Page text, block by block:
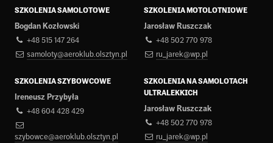
SZKOLENIA SAMOLOTOWE
Bogdan Kozłowski
+48 515 147 264
samoloty@aeroklub.olsztyn.pl
SZKOLENIA MOTOLOTNIOWE
Jarosław Ruszczak
+48 502 770 978
ru_jarek@wp.pl
SZKOLENIA SZYBOWCOWE
Ireneusz Przybyła
+48 604 428 429
szybowce@aeroklub.olsztyn.pl
SZKOLENIA NA SAMOLOTACH
ULTRALEKKICH
Jarosław Ruszczak
+48 502 770 978
ru_jarek@wp.pl